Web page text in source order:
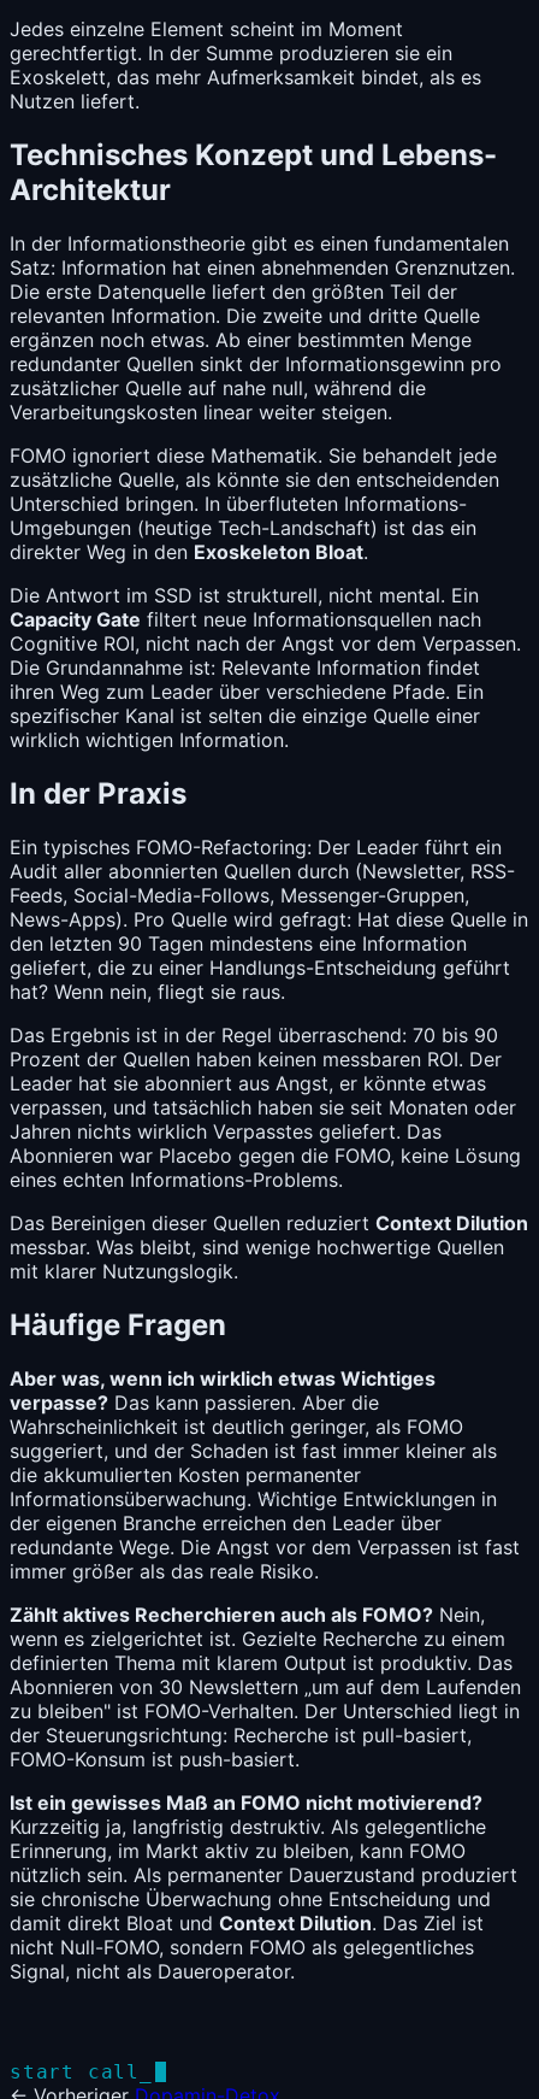
Jedes einzelne Element scheint im Moment
gerechtfertigt. In der Summe produzieren sie ein
Exoskelett, das mehr Aufmerksamkeit bindet, als es
Nutzen liefert.
Technisches Konzept und Lebens-
Architektur
In der Informationstheorie gibt es einen fundamentalen
Satz: Information hat einen abnehmenden Grenznutzen.
Die erste Datenquelle liefert den größten Teil der
relevanten Information. Die zweite und dritte Quelle
ergänzen noch etwas. Ab einer bestimmten Menge
redundanter Quellen sinkt der Informationsgewinn pro
zusätzlicher Quelle auf nahe null, während die
Verarbeitungskosten linear weiter steigen.
FOMO ignoriert diese Mathematik. Sie behandelt jede
zusätzliche Quelle, als könnte sie den entscheidenden
Unterschied bringen. In überfluteten Informations-
Umgebungen (heutige Tech-Landschaft) ist das ein
direkter Weg in den Exoskeleton Bloat.
Die Antwort im SSD ist strukturell, nicht mental. Ein
Capacity Gate filtert neue Informationsquellen nach
Cognitive ROI, nicht nach der Angst vor dem Verpassen.
Die Grundannahme ist: Relevante Information findet
ihren Weg zum Leader über verschiedene Pfade. Ein
spezifischer Kanal ist selten die einzige Quelle einer
wirklich wichtigen Information.
In der Praxis
Ein typisches FOMO-Refactoring: Der Leader führt ein
Audit aller abonnierten Quellen durch (Newsletter, RSS-
Feeds, Social-Media-Follows, Messenger-Gruppen,
News-Apps). Pro Quelle wird gefragt: Hat diese Quelle in
den letzten 90 Tagen mindestens eine Information
geliefert, die zu einer Handlungs-Entscheidung geführt
hat? Wenn nein, fliegt sie raus.
Das Ergebnis ist in der Regel überraschend: 70 bis 90
Prozent der Quellen haben keinen messbaren ROI. Der
Leader hat sie abonniert aus Angst, er könnte etwas
verpassen, und tatsächlich haben sie seit Monaten oder
Jahren nichts wirklich Verpasstes geliefert. Das
Abonnieren war Placebo gegen die FOMO, keine Lösung
eines echten Informations-Problems.
Das Bereinigen dieser Quellen reduziert Context Dilution
messbar. Was bleibt, sind wenige hochwertige Quellen
mit klarer Nutzungslogik.
Häufige Fragen
Aber was, wenn ich wirklich etwas Wichtiges
verpasse? Das kann passieren. Aber die
Wahrscheinlichkeit ist deutlich geringer, als FOMO
suggeriert, und der Schaden ist fast immer kleiner als
die akkumulierten Kosten permanenter
Informationsüberwachung. Wichtige Entwicklungen in
der eigenen Branche erreichen den Leader über
redundante Wege. Die Angst vor dem Verpassen ist fast
immer größer als das reale Risiko.
Zählt aktives Recherchieren auch als FOMO? Nein,
wenn es zielgerichtet ist. Gezielte Recherche zu einem
definierten Thema mit klarem Output ist produktiv. Das
Abonnieren von 30 Newslettern „um auf dem Laufenden
zu bleiben" ist FOMO-Verhalten. Der Unterschied liegt in
der Steuerungsrichtung: Recherche ist pull-basiert,
FOMO-Konsum ist push-basiert.
Ist ein gewisses Maß an FOMO nicht motivierend?
Kurzzeitig ja, langfristig destruktiv. Als gelegentliche
Erinnerung, im Markt aktiv zu bleiben, kann FOMO
nützlich sein. Als permanenter Dauerzustand produziert
sie chronische Überwachung ohne Entscheidung und
damit direkt Bloat und Context Dilution. Das Ziel ist
nicht Null-FOMO, sondern FOMO als gelegentliches
Signal, nicht als Daueroperator.
start call_